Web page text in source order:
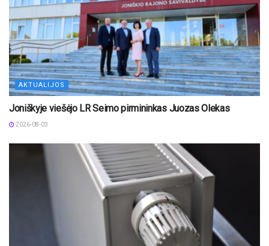
AKTUALIJOS
Joniškyje viešėjo LR Seimo pirmininkas Juozas Olekas
2026-08-03